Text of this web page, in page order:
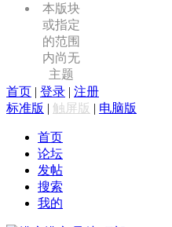
本版块
或指定
的范围
内尚无
主题
首页 | 登录 | 注册
标准版 | 触屏版 | 电脑版
首页
论坛
发帖
搜索
我的